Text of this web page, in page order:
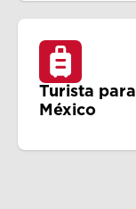
Turista para
México